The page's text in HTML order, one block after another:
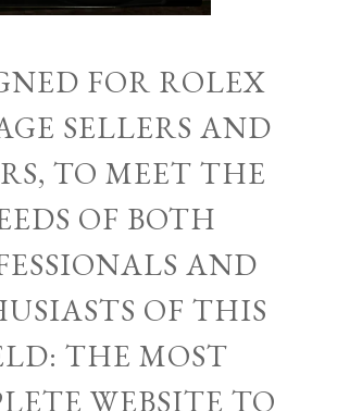
FOR ROLEX
SELLERS AND
TO MEET THE
OF BOTH
AND
OF THIS
THE MOST
WEBSITE TO